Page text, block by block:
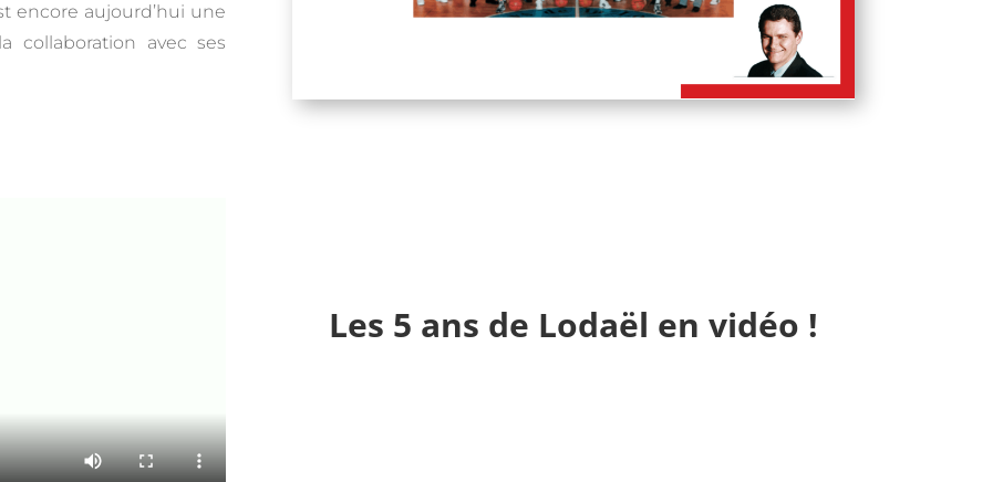
encore aujourd’hui une
collaboration avec ses
Les 5 ans de Lodaël en vidéo !